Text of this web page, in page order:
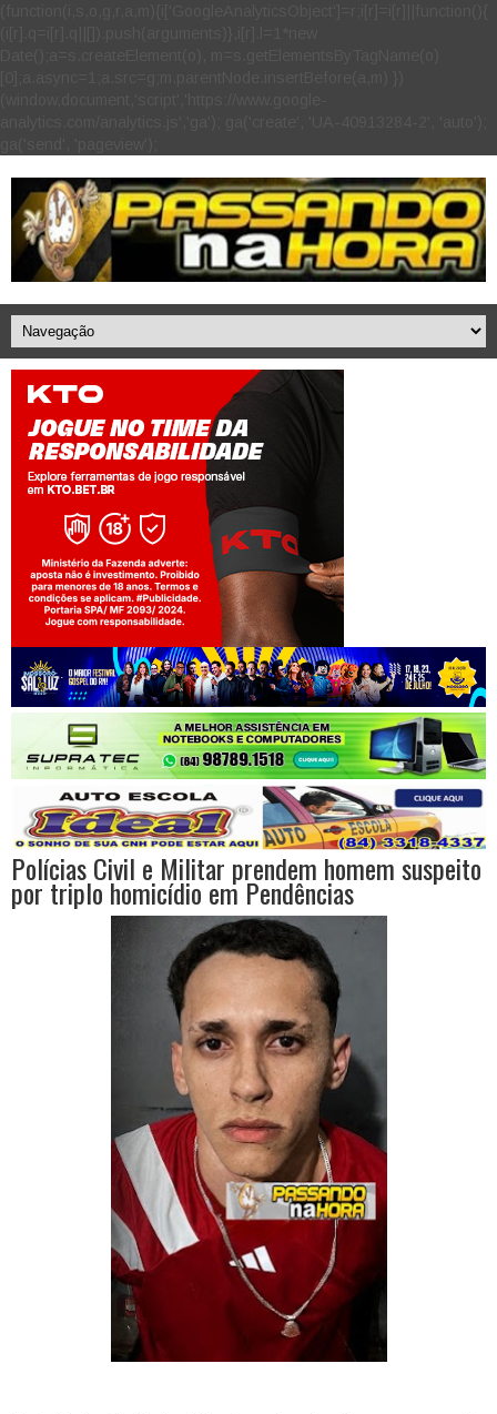
Jogue com responsabilidade. 18+
Polícias Civil e Militar prendem homem suspeito
por triplo homicídio em Pendências